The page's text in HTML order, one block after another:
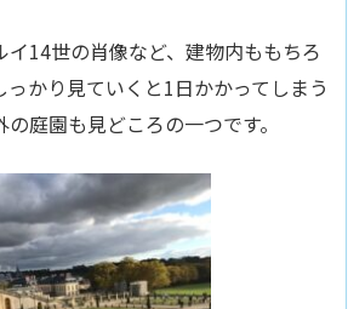
14世の肖像など、建物内ももちろ
かり見ていくと1日かかってしまう
の庭園も見どころの一つです。